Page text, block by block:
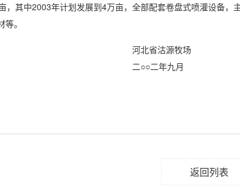
其中2003年计划发展到4万亩，全部配套卷盘式喷灌设备，
。
源牧场
年九月
返回列表